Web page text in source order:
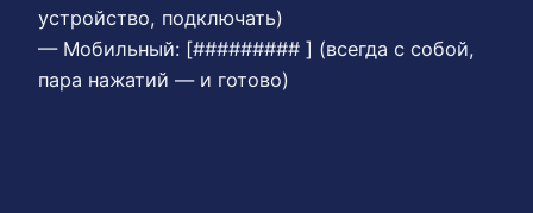
устройство, подключать)
— Мобильный: [######### ] (всегда с собой,
пара нажатий — и готово)